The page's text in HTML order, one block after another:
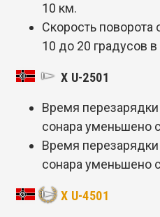
10 км.
Скорость поворота
10 до 20 градусов
X U-2501
Время
сонара уменьшено
Время
сонара уменьшено
X U-4501